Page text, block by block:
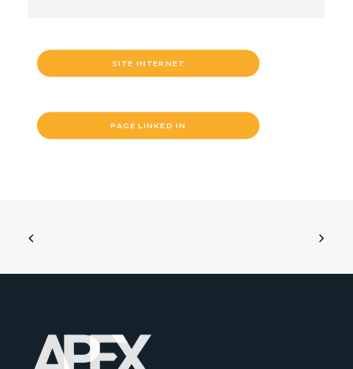
SITE INTERNET
PAGE LINKED IN